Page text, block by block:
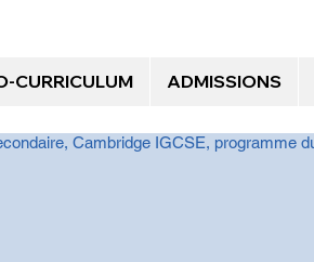
CURRICULUM ADMISSIONS
Cambridge IGCSE, programme